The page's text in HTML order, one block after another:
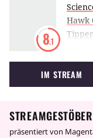
8.1
Hawk
Tipper
Syfy,
S.A.
ein
IM STREAM
präsentiert von